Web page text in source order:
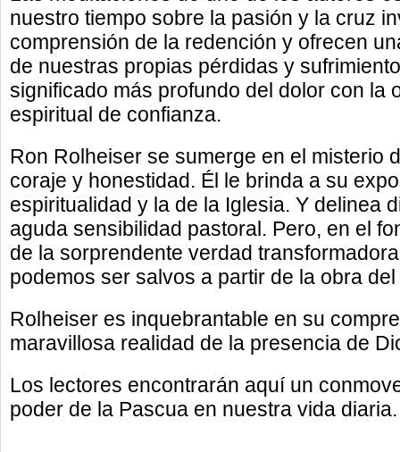
nuestro tiempo sobre la pasión y la cruz
comprensión de la redención y ofrecen
de nuestras propias pérdidas y
significado más profundo del dolor con la
espiritual de confianza.
Ron Rolheiser se sumerge en el misterio
coraje y honestidad. Él le brinda a su
espiritualidad y la de la Iglesia. Y delinea
aguda sensibilidad pastoral. Pero, en el
de la sorprendente verdad
podemos ser salvos a partir de la obra
Rolheiser es inquebrantable en su
maravillosa realidad de la presencia de
Los lectores encontrarán aquí un
poder de la Pascua en nuestra vida diaria.